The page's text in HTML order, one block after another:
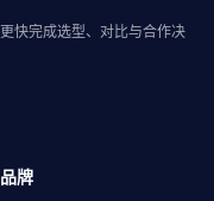
快完成选型、对比与合作决
牌